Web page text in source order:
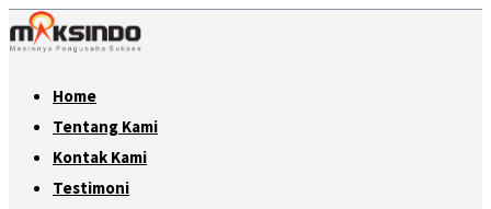
Home
Tentang Kami
Kontak Kami
Testimoni